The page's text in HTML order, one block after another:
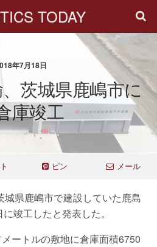
TODAY
年7月18日
茨城県鹿嶋市に
庫竣工
ピン メール
県鹿嶋市で建設していた鹿島
竣工したと発表した。
ートルの敷地に倉庫面積6750